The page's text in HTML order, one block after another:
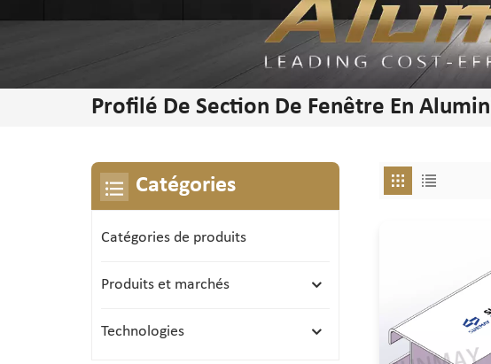
Profilé De Section De Fenêtre En
Catégories
Catégories de produits
Produits et marchés
Technologies